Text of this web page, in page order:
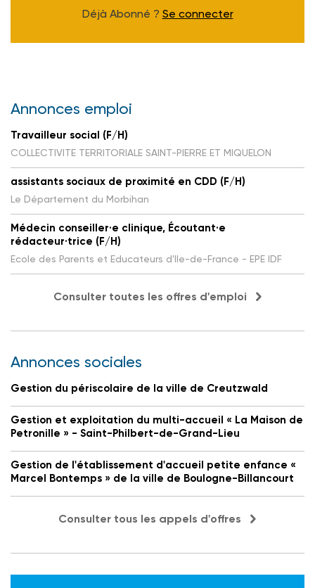
Déjà Abonné ? Se connecter
Annonces emploi
Travailleur social (F/H)
COLLECTIVITE TERRITORIALE SAINT-PIERRE ET MIQUELON
assistants sociaux de proximité en CDD (F/H)
Le Département du Morbihan
Médecin conseiller·e clinique, Écoutant·e
rédacteur·trice (F/H)
Ecole des Parents et Educateurs d'Ile-de-France - EPE IDF
Consulter toutes les offres d'emploi
Annonces sociales
Gestion du périscolaire de la ville de Creutzwald
Gestion et exploitation du multi-accueil « La Maison de
Petronille » - Saint-Philbert-de-Grand-Lieu
Gestion de l'établissement d'accueil petite enfance «
Marcel Bontemps » de la ville de Boulogne-Billancourt
Consulter tous les appels d'offres